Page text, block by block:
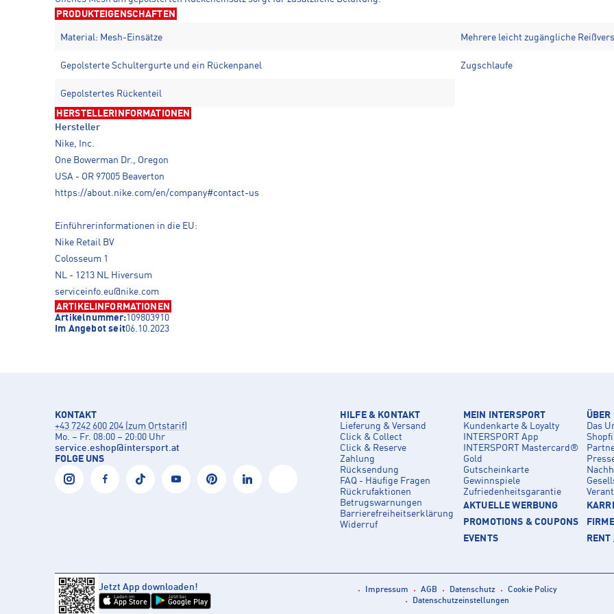
PRODUKTEIGENSCHAFTEN
Material: Mesh-Einsätze Mehrere leicht zugängliche
Gepolsterte Schultergurte und ein Rückenpanel Zugschlaufe
Gepolstertes Rückenteil
HERSTELLERINFORMATIONEN
Hersteller
Nike, Inc.
One Bowerman Dr., Oregon
USA - OR 97005 Beaverton
https://about.nike.com/en/company#contact-us
Einführerinformationen in die EU:
Nike Retail BV
Colosseum 1
NL - 1213 NL Hiversum
serviceinfo.eu@nike.com
ARTIKELINFORMATIONEN
Artikelnummer:109803910
Im Angebot seit06.10.2023
KONTAKT
+43 7242 600 204 (zum Ortstarif)
Mo. – Fr. 08:00 – 20:00 Uhr
service.eshop@intersport.at
FOLGE UNS
HILFE & KONTAKT
Lieferung & Versand
Click & Collect
Click & Reserve
Zahlung
Rücksendung
FAQ - Häufige Fragen
Rückrufaktionen
Betrugswarnungen
Barrierefreiheitserklärung
Widerruf
MEIN INTERSPORT
Kundenkarte & Loyalty
INTERSPORT App
INTERSPORT Mastercard®
Gold
Gutscheinkarte
Gewinnspiele
Zufriedenheitsgarantie
AKTUELLE WERBUNG
PROMOTIONS & COUPONS
EVENTS
ÜBER
Das
RENT
Jetzt App downloaden!
Laden im
App Store
Jetzt bei
Google Play
Impressum AGB Datenschutz
Cookie Policy
Datenschutzeinstellungen